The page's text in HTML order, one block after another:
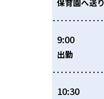
保育園へ送り
9:00
出勤
10:30